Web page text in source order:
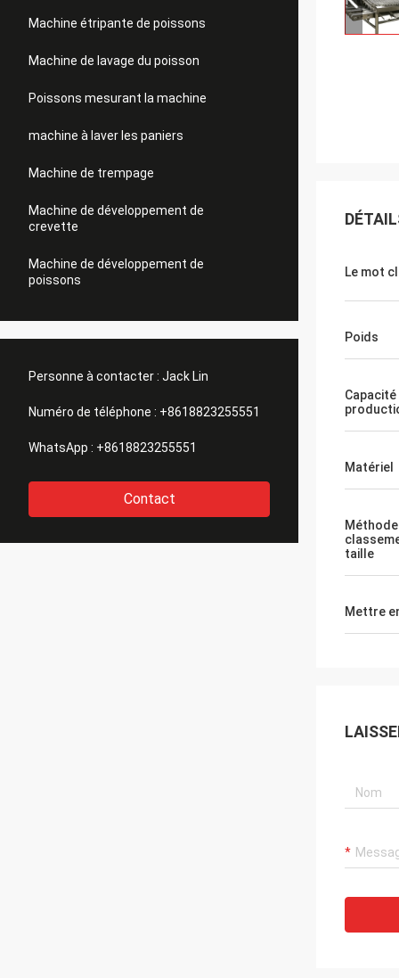
Machine étripante de poissons
Machine de lavage du poisson
Poissons mesurant la machine
machine à laver les paniers
Machine de trempage
Machine de développement de
crevette
Machine de développement de
poissons
Personne à contacter : Jack Lin
Numéro de téléphone : +8618823255551
WhatsApp : +8618823255551
Contact
Le mot
Poids
Capacité
Matériel
taille
Mettre